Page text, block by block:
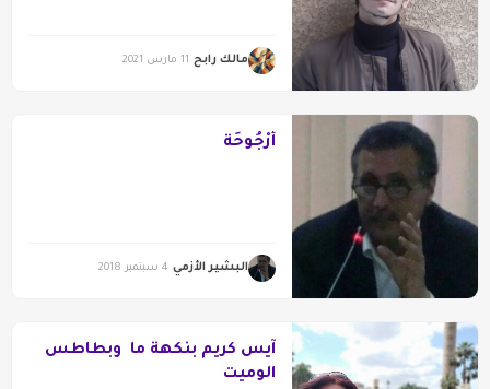
مالك رابح 11 مارس 2021
أُرْجُوحَة
البشير الأزمي 4 سبتمبر 2018
آيس كريم بنكهة ما وبطاطس
الوميت